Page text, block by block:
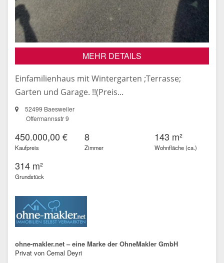
MEHR DETAILS
Einfamilienhaus mit Wintergarten ;Terrasse;
Garten und Garage. !!(Preis...
52499 Baesweiler
Offermannsstr 9
450.000,00 €
Kaufpreis
8
Zimmer
143 m²
Wohnfläche (ca.)
314 m²
Grundstück
ohne-makler.net – eine Marke der OhneMakler GmbH
Privat von Cemal Deyri